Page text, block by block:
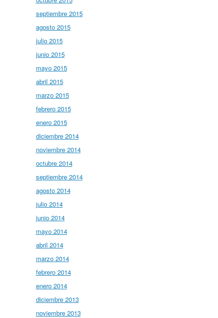
septiembre 2015
agosto 2015
julio 2015
junio 2015
mayo 2015
abril 2015
marzo 2015
febrero 2015
enero 2015
diciembre 2014
noviembre 2014
octubre 2014
septiembre 2014
agosto 2014
julio 2014
junio 2014
mayo 2014
abril 2014
marzo 2014
febrero 2014
enero 2014
diciembre 2013
noviembre 2013